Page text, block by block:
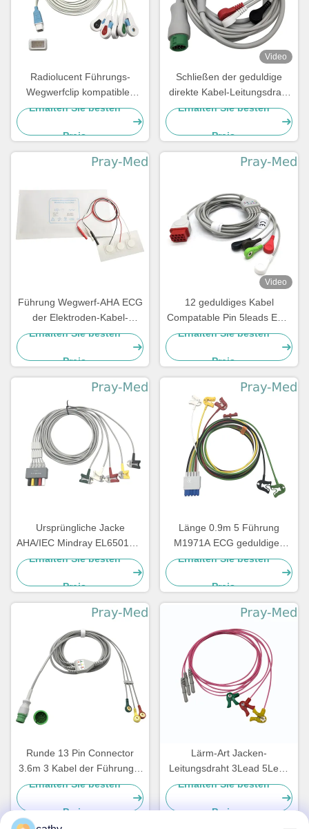
Radiolucent Führungs-
Wegwerfclip kompatibles
Covidien ECG-
Erhalten Sie besten
Preis
Video
Schließen der geduldige
direkte Kabel-Leitungsdraht
EA6232B ECG an
Erhalten Sie besten
Preis
Führung Wegwerf-AHA ECG
der Elektroden-Kabel-
Neugeboren-pädiatrische 3
Erhalten Sie besten
Preis
Video
12 geduldiges Kabel
Compatable Pin 5leads ECG
mit Bionet BM5 BM7
Erhalten Sie besten
Preis
Ursprüngliche Jacke
AHA/IEC Mindray EL6501B 5
der Führungs-ECG
Erhalten Sie besten
Preis
Länge 0.9m 5 Führung
M1971A ECG geduldiges
Kabel mit Jacke des Clip-
Erhalten Sie besten
Preis
Runde 13 Pin Connector
3.6m 3 Kabel der Führungs-
ECG für Mediana D500
Erhalten Sie besten
Preis
Lärm-Art Jacken-
Leitungsdraht 3Lead 5Lead
Iecs AHA ECG geduldiger
Erhalten Sie besten
Preis